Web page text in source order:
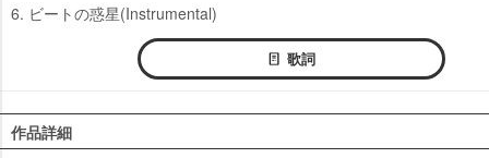
6. ビートの惑星(Instrumental)
歌詞
作品詳細